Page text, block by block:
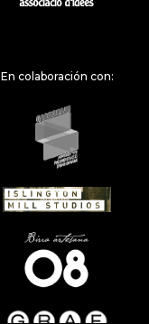
En colaboración con: